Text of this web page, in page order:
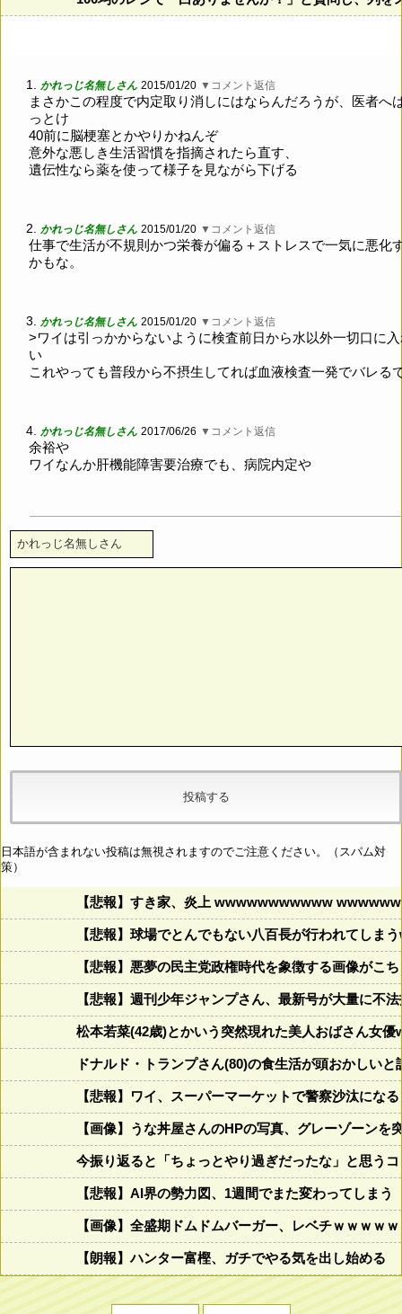
1. かれっじ名無しさん 2015/01/20 ▼コメント返信
まさかこの程度で内定取り消しにはならんだろうが、医者へ
っとけ
40前に脳梗塞とかやりかねんぞ
意外な悪しき生活習慣を指摘されたら直す、
遺伝性なら薬を使って様子を見ながら下げる
2. かれっじ名無しさん 2015/01/20 ▼コメント返信
仕事で生活が不規則かつ栄養が偏る＋ストレスで一気に悪化
かもな。
3. かれっじ名無しさん 2015/01/20 ▼コメント返信
>ワイは引っかからないように検査前日から水以外一切口に
い
これやっても普段から不摂生してれば血液検査一発でバレる
4. かれっじ名無しさん 2017/06/26 ▼コメント返信
余裕や
ワイなんか肝機能障害要治療でも、病院内定や
日本語が含まれない投稿は無視されますのでご注意ください。（スパム対
策）
【悲報】すき家、炎上 wwwwwwwwwww
【悲報】球場でとんでもない八百長が行われてし
【悲報】悪夢の民主党政権時代を象徴する画像がこ
【悲報】週刊少年ジャンプさん、最新号が大量に不
松本若菜(42歳)とかいう突然現れた美人おばさん女優
ドナルド・トランプさん(80)の食生活が頭おかしい
【悲報】ワイ、スーパーマーケットで警察沙汰にな
【画像】うな丼屋さんのHPの写真、グレーゾーンを
今振り返ると「ちょっとやり過ぎだったな」と思う
【悲報】AI界の勢力図、1週間でまた変わってしまう
【画像】全盛期ドムドムバーガー、レベチｗｗｗｗ
【朗報】ハンター富樫、ガチでやる気を出し始める